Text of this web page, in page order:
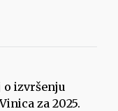
o izvršenju
za 2025.